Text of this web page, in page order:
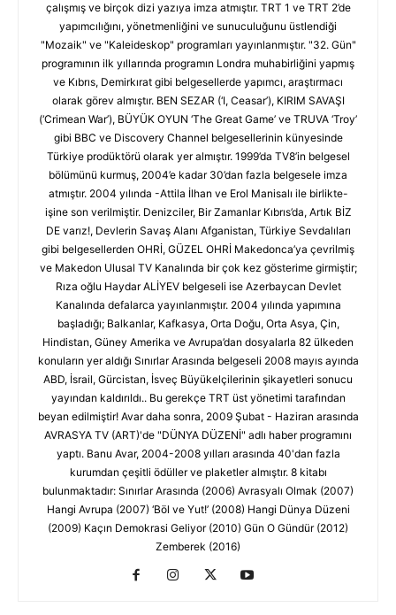
çalışmış ve birçok dizi yazıya imza atmıştır. TRT 1 ve TRT 2’de
yapımcılığını, yönetmenliğini ve sunuculuğunu üstlendiği
"Mozaik" ve "Kaleideskop" programları yayınlanmıştır. "32. Gün"
programının ilk yıllarında programın Londra muhabirliğini yapmış
ve Kıbrıs, Demirkırat gibi belgesellerde yapımcı, araştırmacı
olarak görev almıştır. BEN SEZAR (‘I, Ceasar’), KIRIM SAVAŞI
(‘Crimean War’), BÜYÜK OYUN ‘The Great Game’ ve TRUVA ‘Troy’
gibi BBC ve Discovery Channel belgesellerinin künyesinde
Türkiye prodüktörü olarak yer almıştır. 1999’da TV8’in belgesel
bölümünü kurmuş, 2004’e kadar 30’dan fazla belgesele imza
atmıştır. 2004 yılında -Attila İlhan ve Erol Manisalı ile birlikte-
işine son verilmiştir. Denizciler, Bir Zamanlar Kıbrıs’da, Artık BİZ
DE varız!, Devlerin Savaş Alanı Afganistan, Türkiye Sevdalıları
gibi belgesellerden OHRİ, GÜZEL OHRİ Makedonca’ya çevrilmiş
ve Makedon Ulusal TV Kanalında bir çok kez gösterime girmiştir;
Rıza oğlu Haydar ALİYEV belgeseli ise Azerbaycan Devlet
Kanalında defalarca yayınlanmıştır. 2004 yılında yapımına
başladığı; Balkanlar, Kafkasya, Orta Doğu, Orta Asya, Çin,
Hindistan, Güney Amerika ve Avrupa’dan dosyalarla 82 ülkeden
konuların yer aldığı Sınırlar Arasında belgeseli 2008 mayıs ayında
ABD, İsrail, Gürcistan, İsveç Büyükelçilerinin şikayetleri sonucu
yayından kaldırıldı.. Bu gerekçe TRT üst yönetimi tarafından
beyan edilmiştir! Avar daha sonra, 2009 Şubat - Haziran arasında
AVRASYA TV (ART)'de "DÜNYA DÜZENİ" adlı haber programını
yaptı. Banu Avar, 2004-2008 yılları arasında 40'dan fazla
kurumdan çeşitli ödüller ve plaketler almıştır. 8 kitabı
bulunmaktadır: Sınırlar Arasında (2006) Avrasyalı Olmak (2007)
Hangi Avrupa (2007) ‘Böl ve Yut!’ (2008) Hangi Dünya Düzeni
(2009) Kaçın Demokrasi Geliyor (2010) Gün O Gündür (2012)
Zemberek (2016)